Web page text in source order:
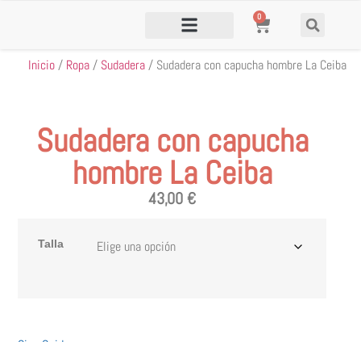
0
Inicio/ Ropa/ Sudadera/ Sudadera con capucha hombre La Ceiba
Sudadera con capucha
hombre La Ceiba
43,00€
Talla